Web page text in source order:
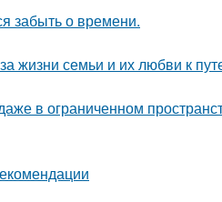
забыть о времени.
жизни семьи и их любви к
в ограниченном